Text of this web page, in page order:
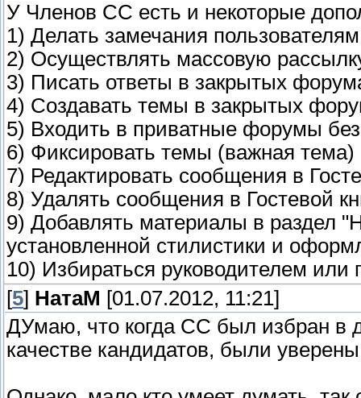
У Членов СС есть и некоторые
1) Делать замечания пользователям
2) Осуществлять массовую
3) Писать ответы в закрытых
4) Создавать темы в закрытых
5) Входить в приватные форумы
6) Фиксировать темы (важная тема)
7) Редактировать сообщения в
8) Удалять сообщения в Гостевой
9) Добавлять материалы в раздел
установленной стилистики и
10) Избираться руководителем
[5] НатаМ [01.07.2012, 11:21]
ДУмаю, что когда СС был избран в
качестве кандидатов, были